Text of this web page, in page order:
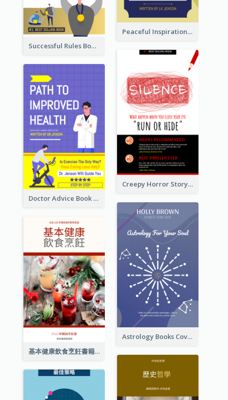
Peaceful Inspirational Camping Book Cover
Successful Rules Book Cover Design
Creepy Horror Story Book Cover Design
Doctor Advice Book Cover Design
Astrology Books Cover Design
基本健康飲食烹飪書籍封面